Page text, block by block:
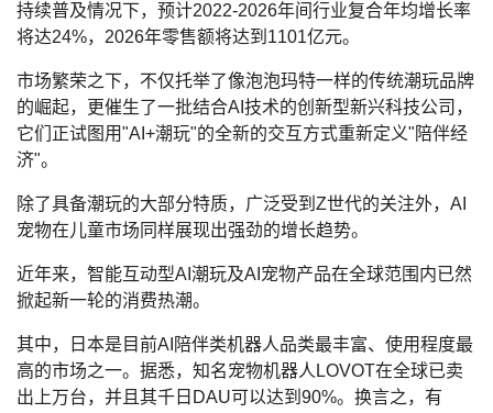
持续普及情况下，预计2022-2026年间行业复合年均增长率
将达24%，2026年零售额将达到1101亿元。
市场繁荣之下，不仅托举了像泡泡玛特一样的传统潮玩品牌
的崛起，更催生了一批结合AI技术的创新型新兴科技公司，
它们正试图用"AI+潮玩"的全新的交互方式重新定义"陪伴经
济"。
除了具备潮玩的大部分特质，广泛受到Z世代的关注外，AI
宠物在儿童市场同样展现出强劲的增长趋势。
近年来，智能互动型AI潮玩及AI宠物产品在全球范围内已然
掀起新一轮的消费热潮。
其中，日本是目前AI陪伴类机器人品类最丰富、使用程度最
高的市场之一。据悉，知名宠物机器人LOVOT在全球已卖
出上万台，并且其千日DAU可以达到90%。换言之，有